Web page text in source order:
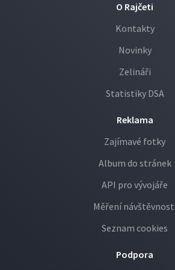
O Rajčeti
Kontakty
Novinky
Zelináři
Statistiky DSA
Reklama
Zajímavé fotky
Album do stránek
API pro vývojáře
Měření
Seznam cookies
Podpora